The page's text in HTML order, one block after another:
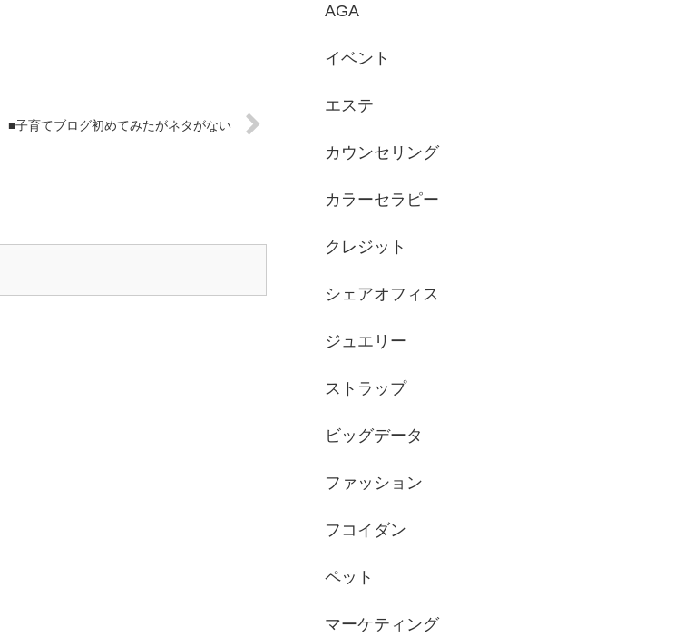
■子育てブログ初めてみたがネタがない
AGA
イベント
エステ
カウンセリング
カラーセラピー
クレジット
シェアオフィス
ジュエリー
ストラップ
ビッグデータ
ファッション
フコイダン
ペット
マーケティング